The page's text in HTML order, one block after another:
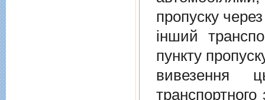
пропуску
iнший
пункту
вивезення